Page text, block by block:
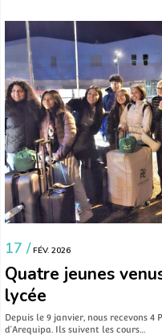
17 / FÉV. 2026
Quatre jeunes
lycée
Depuis le 9 janvier, nous recevons
d’Arequipa. Ils suivent les cours…